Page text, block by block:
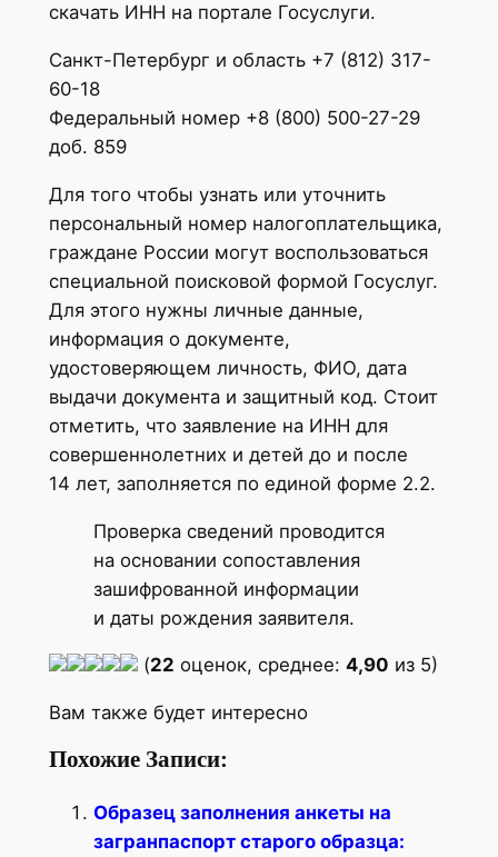
скачать ИНН на портале Госуслуги.
Санкт-Петербург и область +7 (812) 317-
60-18
Федеральный номер +8 (800) 500-27-29
доб. 859
Для того чтобы узнать или уточнить
персональный номер налогоплательщика,
граждане России могут воспользоваться
специальной поисковой формой Госуслуг.
Для этого нужны личные данные,
информация о документе,
удостоверяющем личность, ФИО, дата
выдачи документа и защитный код. Стоит
отметить, что заявление на ИНН для
совершеннолетних и детей до и после
14 лет, заполняется по единой форме 2.2.
Проверка сведений проводится
на основании сопоставления
зашифрованной информации
и даты рождения заявителя.
(22 оценок, среднее: 4,90 из 5)
Вам также будет интересно
Похожие Записи:
Образец заполнения анкеты на
загранпаспорт старого образца: